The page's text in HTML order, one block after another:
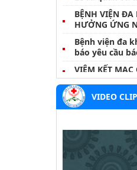
khỏe định kỳ,
phí cho nhân
BỆNH VIỆN ĐA
HƯỞNG ỨNG
TIẾT KIỆM,
31/5/2026
Bệnh viện đa
báo yêu cầu
y tế
VIÊM KẾT MẠC
VIÊM TAI
THƯỜNG MỘT
Thông báo
thời gian
bệnh
VIDEO CLIP